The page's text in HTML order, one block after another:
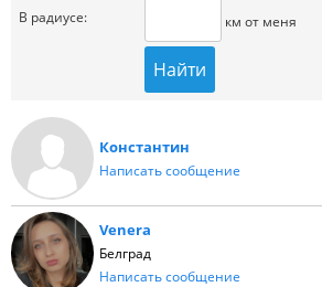
В радиусе: км от меня
Константин
Написать сообщение
Venera
Белград
Написать сообщение